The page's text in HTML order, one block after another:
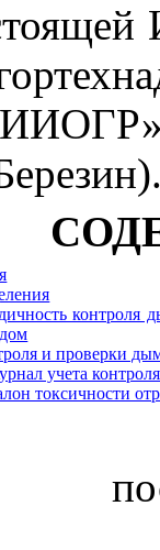
контроля
и проверки
учета
токсичности